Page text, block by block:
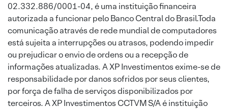
02.332.886/0001-04, é uma instituição financeira
autorizada a funcionar pelo Banco Central do Brasil.Toda
comunicação através de rede mundial de computadores
está sujeita a interrupções ou atrasos, podendo impedir
ou prejudicar o envio de ordens ou a recepção de
informações atualizadas. A XP Investimentos exime-se de
responsabilidade por danos sofridos por seus clientes,
por força de falha de serviços disponibilizados por
terceiros. A XP Investimentos CCTVM S/A é instituição